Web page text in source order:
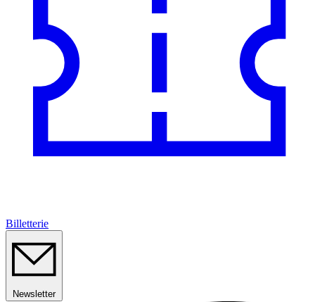
Billetterie
Newsletter